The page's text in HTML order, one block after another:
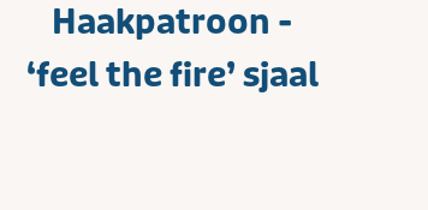
Haakpatroon -
‘feel the fire’ sjaal